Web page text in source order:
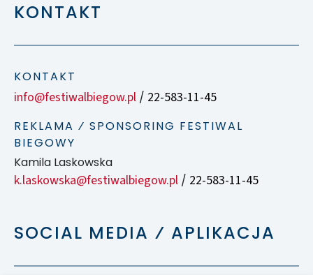
KONTAKT
KONTAKT
info@festiwalbiegow.pl / 22-583-11-45
REKLAMA ⁄ SPONSORING FESTIWAL
BIEGOWY
Kamila Laskowska
k.laskowska@festiwalbiegow.pl / 22-583-11-45
SOCIAL MEDIA ⁄ APLIKACJA